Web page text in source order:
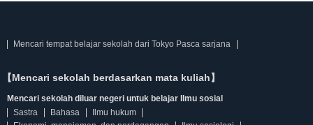
Mencari tempat belajar sekolah dari Tokyo Pasca sarjana
【Mencari sekolah berdasarkan mata kuliah】
Mencari sekolah diluar negeri untuk belajar Ilmu sosial
Sastra
Bahasa
Ilmu hukum